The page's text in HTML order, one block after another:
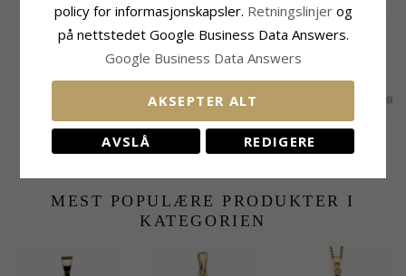
15 x 24 mm kors
anheng i sølv -
CHANTI-pris 464,-
BNH Anker rund
halskjede i sølv 36 cm
CHANTI-pris 271,-
BNH Anker rund
halskjede i sølv 40 cm
CHANTI-pris
MEST POPULÆRE PRODUKTER I
KATEGORIEN
policy for informasjonskapsler. Retningslinjer og
på nettstedet Google Business Data Answers.
Google Business Data Answers
AKSEPTER ALT
AVSLÅ REDIGERE